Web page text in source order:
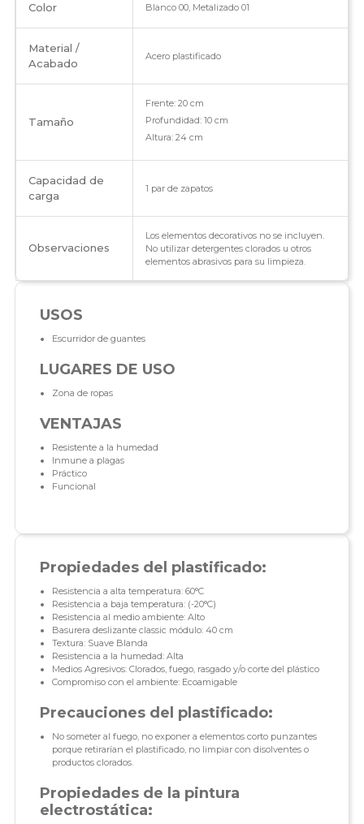
Color Blanco 00, Metalizado 01
Material /
Acabado
Acero plastificado
Tamaño
Frente: 20 cm
Profundidad: 10 cm
Altura: 24 cm
Capacidad de
carga
1 par de zapatos
Observaciones
Los elementos decorativos no se incluyen.
No utilizar detergentes clorados u otros
elementos abrasivos para su limpieza.
USOS
Escurridor de guantes
LUGARES DE USO
Zona de ropas
VENTAJAS
Resistente a la humedad
Inmune a plagas
Práctico
Funcional
Propiedades del plastificado:
Resistencia a alta temperatura: 60°C
Resistencia a baja temperatura: (-20°C)
Resistencia al medio ambiente: Alto
Basurera deslizante classic módulo: 40 cm
Textura: Suave Blanda
Resistencia a la humedad: Alta
Medios Agresivos: Clorados, fuego, rasgado y/o corte del plástico
Compromiso con el ambiente: Ecoamigable
Precauciones del plastificado:
No someter al fuego, no exponer a elementos corto punzantes
porque retirarían el plastificado, no limpiar con disolventes o
productos clorados.
Propiedades de la pintura
electrostática: